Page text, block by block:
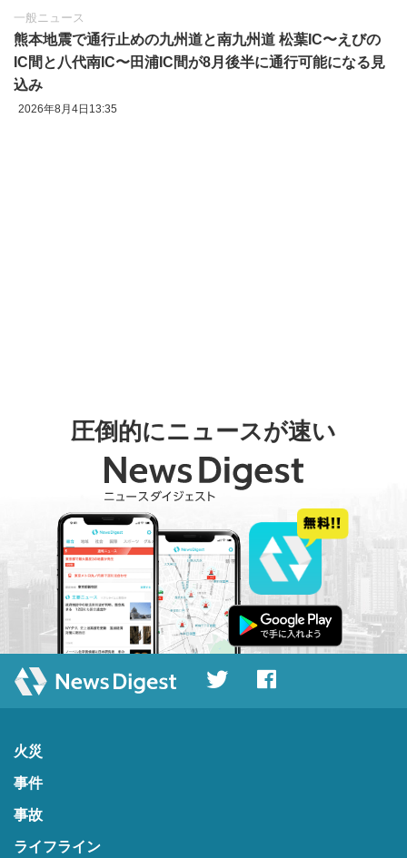
一般ニュース
熊本地震で通行止めの九州道と南九州道 松葉IC〜えびの
IC間と八代南IC〜田浦IC間が8月後半に通行可能になる見
込み
2026年8月4日13:35
圧倒的にニュースが速い
火災
事件
事故
ライフライン